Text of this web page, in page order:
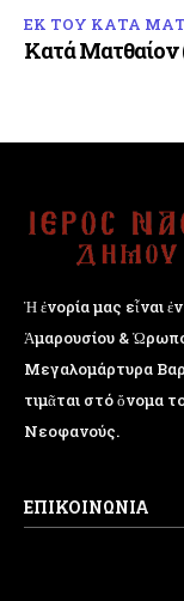
ΕΚ ΤΟΥ ΚΑΤΑ
Κατά Ματθαίον
Ἡ ἐνορία μας εἶναι
Ἁμαρουσίου &
Μεγαλομάρτυρα
τιμᾶται στό ὄνομα
Νεοφανούς.
ΕΠΙΚΟΙΝΩΝΙΑ